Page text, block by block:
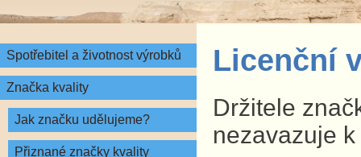
Spotřebitel a životnost výrobků
Značka kvality
Jak značku udělujeme?
Přiznané značky kvality
Licenční
Držitele
nezavazuje